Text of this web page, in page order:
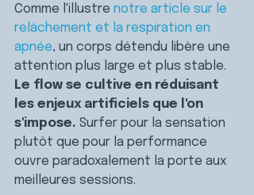
Comme l'illustre notre article sur le
relâchement et la respiration en
apnée, un corps détendu libère une
attention plus large et plus stable.
Le flow se cultive en réduisant
les enjeux artificiels que l'on
s'impose. Surfer pour la sensation
plutôt que pour la performance
ouvre paradoxalement la porte aux
meilleures sessions.